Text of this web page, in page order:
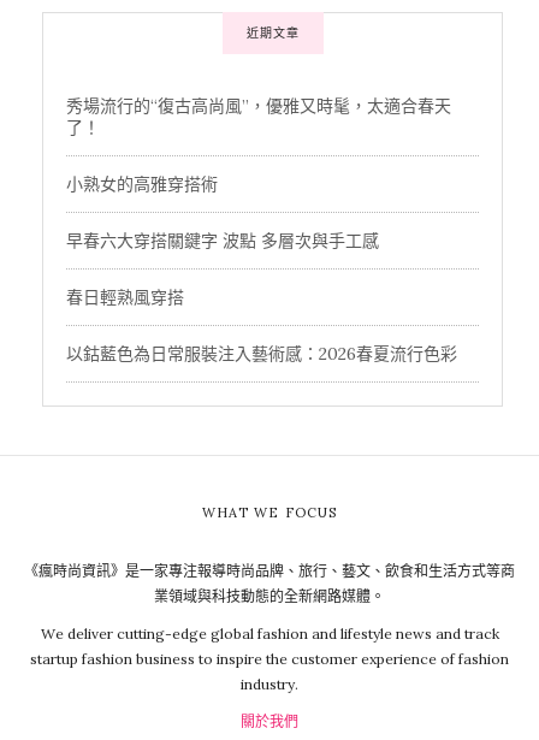
近期文章
秀場流行的“復古高尚風”，優雅又時髦，太適合春天
了！
小熟女的高雅穿搭術
早春六大穿搭關鍵字 波點 多層次與手工感
春日輕熟風穿搭
以鈷藍色為日常服裝注入藝術感：2026春夏流行色彩
WHAT WE FOCUS
《瘋時尚資訊》是一家專注報導時尚品牌、旅行、藝文、飲食和生活方式等商
業領域與科技動態的全新網路媒體。
We deliver cutting-edge global fashion and lifestyle news and track
startup fashion business to inspire the customer experience of fashion
industry.
關於我們